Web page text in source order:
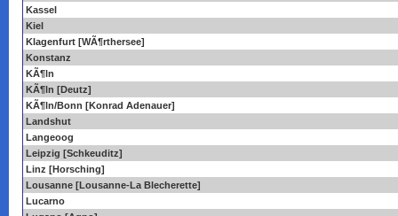
Kassel
Kiel
Klagenfurt [WÃ¶rthersee]
Konstanz
KÃ¶ln
KÃ¶ln [Deutz]
KÃ¶ln/Bonn [Konrad Adenauer]
Landshut
Langeoog
Leipzig [Schkeuditz]
Linz [Horsching]
Lousanne [Lousanne-La Blecherette]
Lucarno